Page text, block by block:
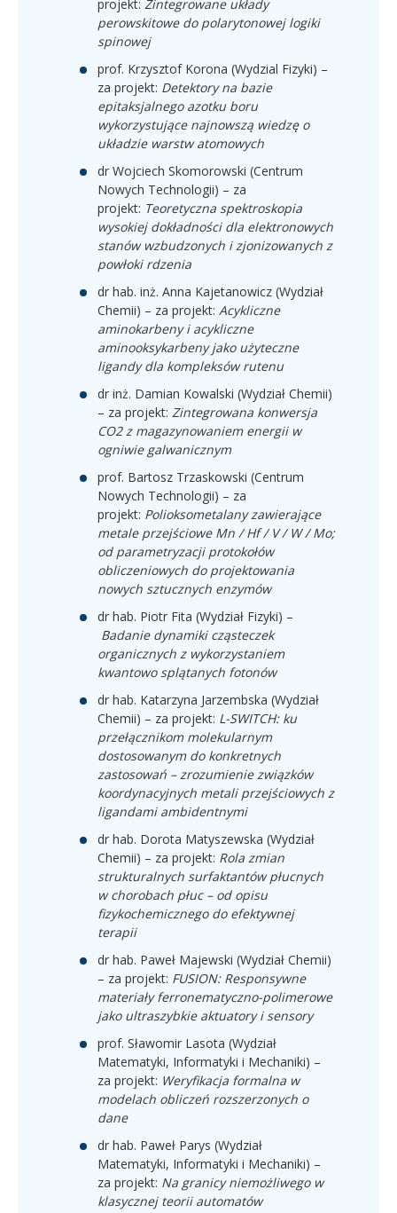
projekt: Zintegrowane układy
perowskitowe do polarytonowej logiki
spinowej
prof. Krzysztof Korona (Wydzial Fizyki) –
za projekt: Detektory na bazie
epitaksjalnego azotku boru
wykorzystujące najnowszą wiedzę o
układzie warstw atomowych
dr Wojciech Skomorowski (Centrum
Nowych Technologii) – za
projekt: Teoretyczna spektroskopia
wysokiej dokładności dla elektronowych
stanów wzbudzonych i zjonizowanych z
powłoki rdzenia
dr hab. inż. Anna Kajetanowicz (Wydział
Chemii) – za projekt: Acykliczne
aminokarbeny i acykliczne
aminooksykarbeny jako użyteczne
ligandy dla kompleksów rutenu
dr inż. Damian Kowalski (Wydział Chemii)
– za projekt: Zintegrowana konwersja
CO2 z magazynowaniem energii w
ogniwie galwanicznym
prof. Bartosz Trzaskowski (Centrum
Nowych Technologii) – za
projekt: Polioksometalany zawierające
metale przejściowe Mn / Hf / V / W / Mo;
od parametryzacji protokołów
obliczeniowych do projektowania
nowych sztucznych enzymów
dr hab. Piotr Fita (Wydział Fizyki) –
Badanie dynamiki cząsteczek
organicznych z wykorzystaniem
kwantowo splątanych fotonów
dr hab. Katarzyna Jarzembska (Wydział
Chemii) – za projekt: L-SWITCH: ku
przełącznikom molekularnym
dostosowanym do konkretnych
zastosowań – zrozumienie związków
koordynacyjnych metali przejściowych z
ligandami ambidentnymi
dr hab. Dorota Matyszewska (Wydział
Chemii) – za projekt: Rola zmian
strukturalnych surfaktantów płucnych
w chorobach płuc – od opisu
fizykochemicznego do efektywnej
terapii
dr hab. Paweł Majewski (Wydział Chemii)
– za projekt: FUSION: Responsywne
materiały ferronematyczno-polimerowe
jako ultraszybkie aktuatory i sensory
prof. Sławomir Lasota (Wydział
Matematyki, Informatyki i Mechaniki) –
za projekt: Weryfikacja formalna w
modelach obliczeń rozszerzonych o
dane
dr hab. Paweł Parys (Wydział
Matematyki, Informatyki i Mechaniki) –
za projekt: Na granicy niemożliwego w
klasycznej teorii automatów